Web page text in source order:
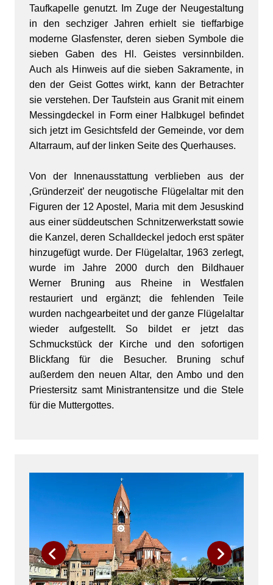
Taufkapelle genutzt. Im Zuge der Neugestaltung
in den sechziger Jahren erhielt sie tieffarbige
moderne Glasfenster, deren sieben Symbole die
sieben Gaben des Hl. Geistes versinnbilden.
Auch als Hinweis auf die sieben Sakramente, in
den der Geist Gottes wirkt, kann der Betrachter
sie verstehen. Der Taufstein aus Granit mit einem
Messingdeckel in Form einer Halbkugel befindet
sich jetzt im Gesichtsfeld der Gemeinde, vor dem
Altarraum, auf der linken Seite des Querhauses.
Von der Innenausstattung verblieben aus der
‚Gründerzeit’ der neugotische Flügelaltar mit den
Figuren der 12 Apostel, Maria mit dem Jesuskind
aus einer süddeutschen Schnitzerwerkstatt sowie
die Kanzel, deren Schalldeckel jedoch erst später
hinzugefügt wurde. Der Flügelaltar, 1963 zerlegt,
wurde im Jahre 2000 durch den Bildhauer
Werner Bruning aus Rheine in Westfalen
restauriert und ergänzt; die fehlenden Teile
wurden nachgearbeitet und der ganze Flügelaltar
wieder aufgestellt. So bildet er jetzt das
Schmuckstück der Kirche und den sofortigen
Blickfang für die Besucher.
Bruning schuf
außerdem den neuen Altar, den Ambo und den
Priestersitz samt Ministrantensitze und die Stele
für die Muttergottes.